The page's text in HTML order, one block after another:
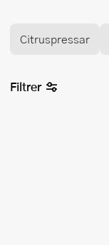
Citruspressar
Filtrer